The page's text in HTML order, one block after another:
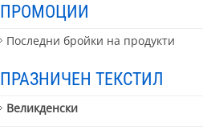
ПРОМОЦИИ
Последни бройки на продукти
ПРАЗНИЧЕН ТЕКСТИЛ
Великденски